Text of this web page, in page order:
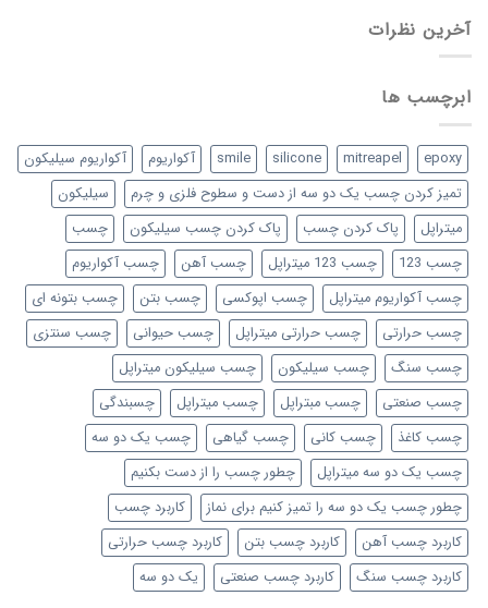
آخرین نظرات
ابرچسب ها
epoxy
mitreapel
silicone
smile آکواریوم
آکواریوم سیلیکون
تمیز کردن چسب یک دو سه از دست و سطوح فلزی و چرم
سیلیکون
میتراپل
پاک کردن چسب پاک کردن چسب سیلیکون
چسب
چسب 123
چسب 123 میتراپل چسب آهن
چسب آکواریوم
چسب آکواریوم میتراپل
چسب اپوکسی چسب بتن
چسب بتونه ای
چسب حرارتی
چسب حرارتی میتراپل چسب حیوانی
چسب سنتزی
چسب سنگ
چسب سیلیکون
چسب سیلیکون میتراپل
چسب صنعتی
چسب مبتراپل چسب میتراپل
چسبندگی
چسب کاغذ
چسب کانی چسب گیاهی
چسب یک دو سه
چسب یک دو سه میتراپل
چطور چسب را از دست بکنیم
چطور چسب یک دو سه را تمیز کنیم برای نماز
کاربرد چسب
کاربرد چسب آهن
کاربرد چسب بتن
کاربرد چسب حرارتی
کاربرد چسب سنگ
کاربرد چسب صنعتی یک دو سه